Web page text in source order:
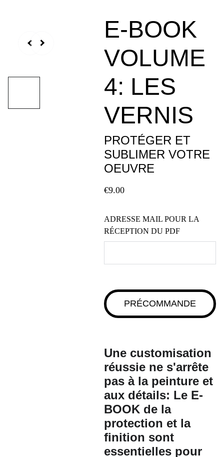
E-BOOK
VOLUME
4: LES
VERNIS
PROTÉGER ET
SUBLIMER VOTRE
OEUVRE
€9.00
ADRESSE MAIL POUR LA
RÉCEPTION DU PDF
PRÉCOMMANDE
Une customisation
réussie ne s'arrête
pas à la peinture et
aux détails: Le E-
BOOK de la
protection et la
finition sont
essentielles pour